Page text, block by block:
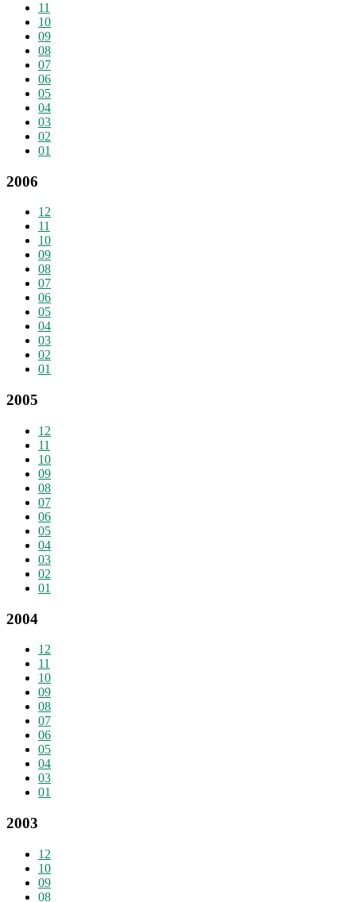
11
10
09
08
07
06
05
04
03
02
01
2006
12
11
10
09
08
07
06
05
04
03
02
01
2005
12
11
10
09
08
07
06
05
04
03
02
01
2004
12
11
10
09
08
07
06
05
04
03
01
2003
12
10
09
08